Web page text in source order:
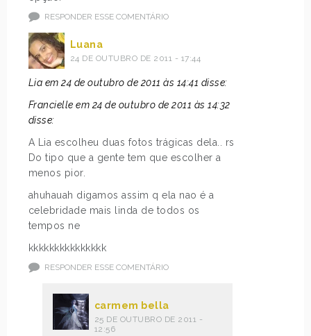
RESPONDER ESSE COMENTÁRIO
Luana
24 DE OUTUBRO DE 2011 - 17:44
Lia em 24 de outubro de 2011 às 14:41 disse:
Francielle em 24 de outubro de 2011 às 14:32
disse:
A Lia escolheu duas fotos trágicas dela.. rs
Do tipo que a gente tem que escolher a
menos pior.
ahuhauah digamos assim q ela nao é a
celebridade mais linda de todos os
tempos ne
kkkkkkkkkkkkkkk
RESPONDER ESSE COMENTÁRIO
carmem bella
25 DE OUTUBRO DE 2011 -
12:56